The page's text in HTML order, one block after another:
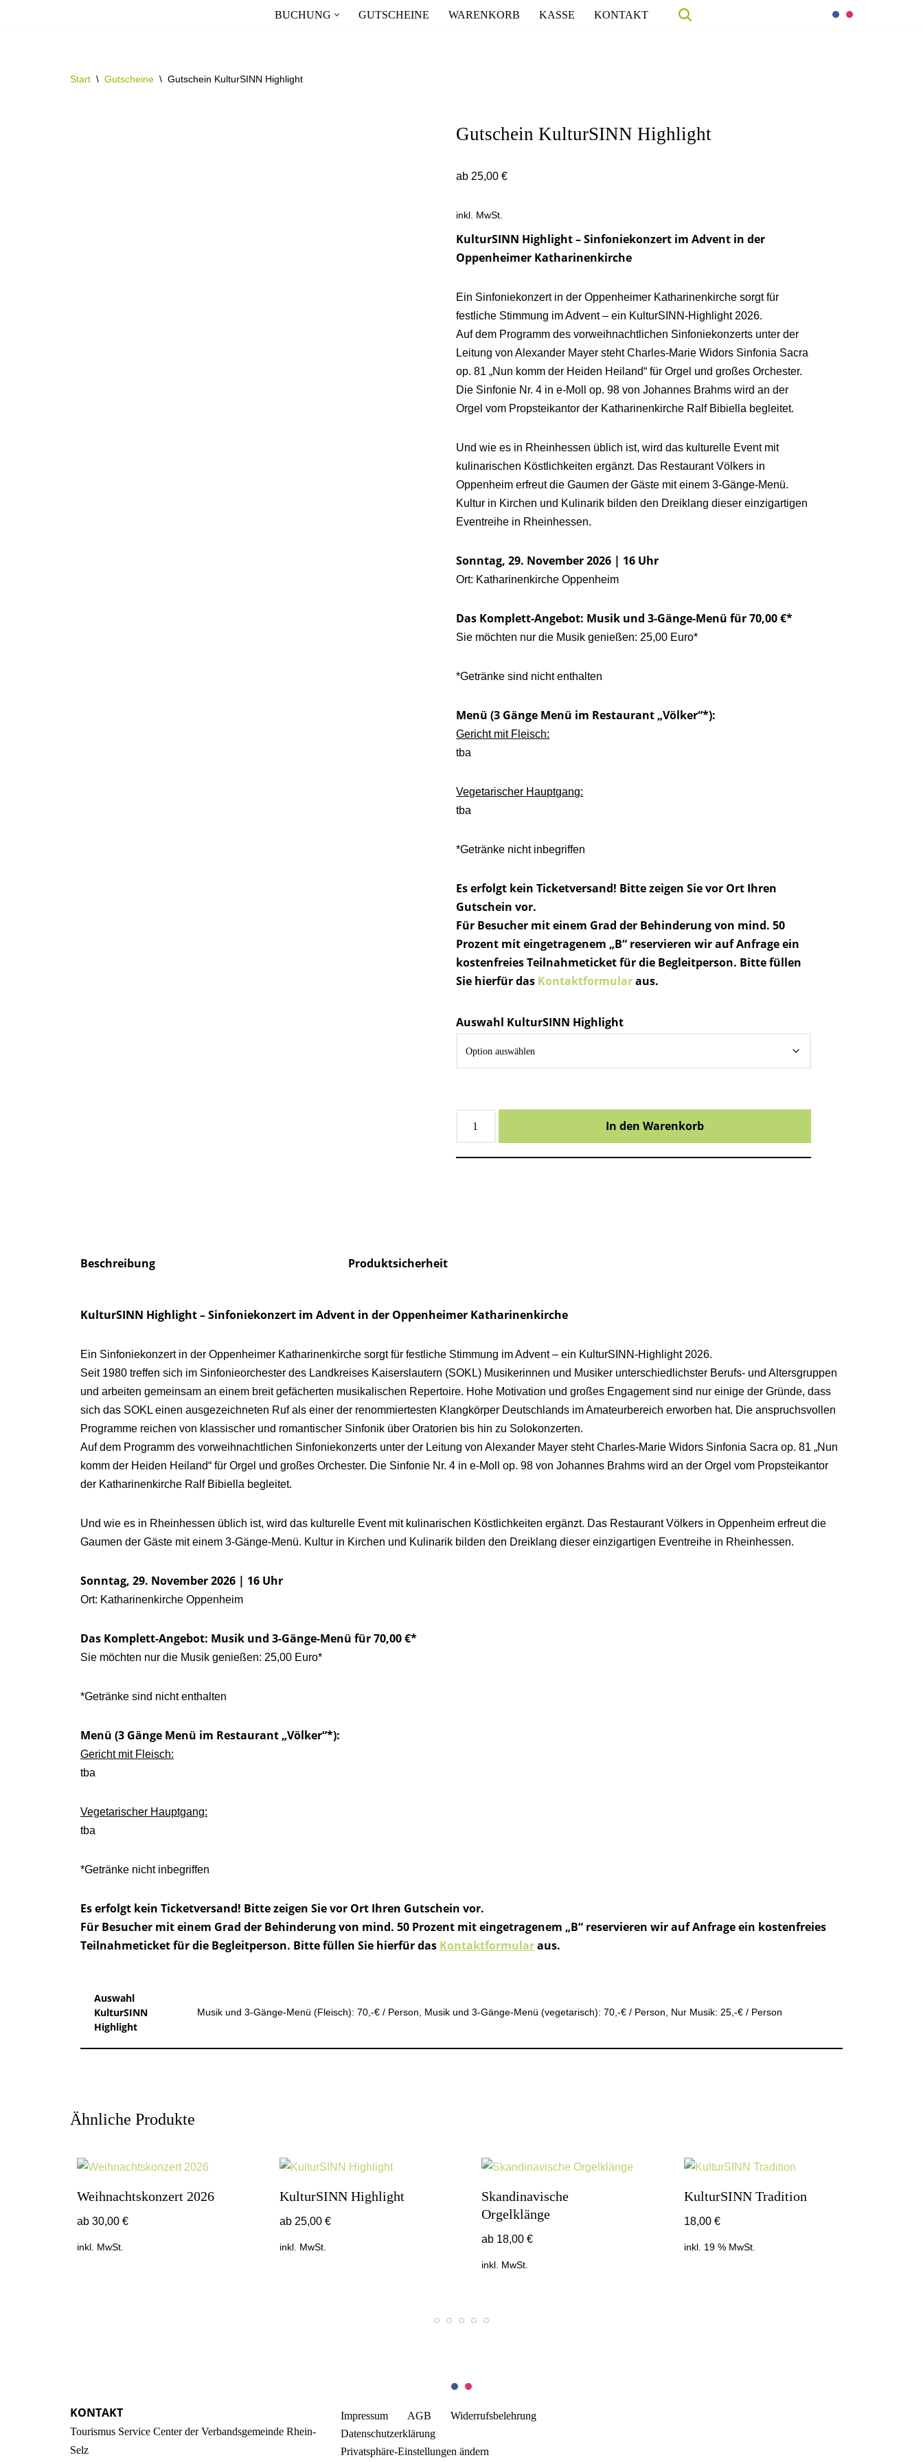
BUCHUNG GUTSCHEINE WARENKORB KASSE KONTAKT
Start \ Gutscheine \ Gutschein KulturSINN Highlight
Gutschein KulturSINN Highlight
ab 25,00€
inkl. MwSt.
KulturSINN Highlight – Sinfoniekonzert im Advent in der
Oppenheimer Katharinenkirche
Ein Sinfoniekonzert in der Oppenheimer Katharinenkirche sorgt für
festliche Stimmung im Advent – ein KulturSINN-Highlight 2026.
Auf dem Programm des vorweihnachtlichen Sinfoniekonzerts unter der
Leitung von Alexander Mayer steht Charles-Marie Widors Sinfonia Sacra
op. 81 „Nun komm der Heiden Heiland“ für Orgel und großes Orchester.
Die Sinfonie Nr. 4 in e-Moll op. 98 von Johannes Brahms wird an der
Orgel vom Propsteikantor der Katharinenkirche Ralf Bibiella begleitet.
Und wie es in Rheinhessen üblich ist, wird das kulturelle Event mit
kulinarischen Köstlichkeiten ergänzt. Das Restaurant Völkers in
Oppenheim erfreut die Gaumen der Gäste mit einem 3-Gänge-Menü.
Kultur in Kirchen und Kulinarik bilden den Dreiklang dieser einzigartigen
Eventreihe in Rheinhessen.
Sonntag, 29. November 2026 | 16 Uhr
Ort: Katharinenkirche Oppenheim
Das Komplett-Angebot: Musik und 3-Gänge-Menü für 70,00 €*
Sie möchten nur die Musik genießen: 25,00 Euro*
*Getränke sind nicht enthalten
Menü (3 Gänge Menü im Restaurant „Völker“*):
Gericht mit Fleisch:
tba
Vegetarischer Hauptgang:
tba
*Getränke nicht inbegriffen
Es erfolgt kein Ticketversand! Bitte zeigen Sie vor Ort Ihren
Gutschein vor.
Für Besucher mit einem Grad der Behinderung von mind. 50
Prozent mit eingetragenem „B“ reservieren wir auf Anfrage ein
kostenfreies Teilnahmeticket für die Begleitperson. Bitte füllen
Sie hierfür das Kontaktformularaus.
Auswahl KulturSINN Highlight
In den Warenkorb
Beschreibung Produktsicherheit
KulturSINN Highlight – Sinfoniekonzert im Advent in der Oppenheimer Katharinenkirche
Ein Sinfoniekonzert in der Oppenheimer Katharinenkirche sorgt für festliche Stimmung im Advent – ein KulturSINN-Highlight 2026.
Seit 1980 treffen sich im Sinfonieorchester des Landkreises Kaiserslautern (SOKL) Musikerinnen und Musiker unterschiedlichster Berufs- und Altersgruppen
und arbeiten gemeinsam an einem breit gefächerten musikalischen Repertoire. Hohe Motivation und großes Engagement sind nur einige der Gründe, dass
sich das SOKL einen ausgezeichneten Ruf als einer der renommiertesten Klangkörper Deutschlands im Amateurbereich erworben hat. Die anspruchsvollen
Programme reichen von klassischer und romantischer Sinfonik über Oratorien bis hin zu Solokonzerten.
Auf dem Programm des vorweihnachtlichen Sinfoniekonzerts unter der Leitung von Alexander Mayer steht Charles-Marie Widors Sinfonia Sacra op. 81 „Nun
komm der Heiden Heiland“ für Orgel und großes Orchester. Die Sinfonie Nr. 4 in e-Moll op. 98 von Johannes Brahms wird an der Orgel vom Propsteikantor
der Katharinenkirche Ralf Bibiella begleitet.
Und wie es in Rheinhessen üblich ist, wird das kulturelle Event mit kulinarischen Köstlichkeiten ergänzt. Das Restaurant Völkers in Oppenheim erfreut die
Gaumen der Gäste mit einem 3-Gänge-Menü. Kultur in Kirchen und Kulinarik bilden den Dreiklang dieser einzigartigen Eventreihe in Rheinhessen.
Sonntag, 29. November 2026 | 16 Uhr
Ort: Katharinenkirche Oppenheim
Das Komplett-Angebot: Musik und 3-Gänge-Menü für 70,00 €*
Sie möchten nur die Musik genießen: 25,00 Euro*
*Getränke sind nicht enthalten
Menü (3 Gänge Menü im Restaurant „Völker“*):
Gericht mit Fleisch:
tba
Vegetarischer Hauptgang:
tba
*Getränke nicht inbegriffen
Es erfolgt kein Ticketversand! Bitte zeigen Sie vor Ort Ihren Gutschein vor.
Für Besucher mit einem Grad der Behinderung von mind. 50 Prozent mit eingetragenem „B“ reservieren wir auf Anfrage ein kostenfreies
Teilnahmeticket für die Begleitperson. Bitte füllen Sie hierfür das Kontaktformularaus.
Auswahl
KulturSINN
Highlight
Musik und 3-Gänge-Menü (Fleisch): 70,-€ / Person, Musik und 3-Gänge-Menü (vegetarisch): 70,-€ / Person, Nur Musik: 25,-€ / Person
Ähnliche Produkte
Weihnachtskonzert 2026
ab 30,00 €
inkl. MwSt.
KulturSINN Highlight
ab 25,00 €
inkl. MwSt.
Skandinavische
Orgelklänge
ab 18,00€
inkl. MwSt.
KulturSINN Tradition
18,00€
inkl. 19 % MwSt.
KONTAKT
Tourismus Service Center der Verbandsgemeinde Rhein-
Selz
Impressum AGB
Widerrufsbelehrung
Datenschutzerklärung
Privatsphäre-Einstellungen ändern